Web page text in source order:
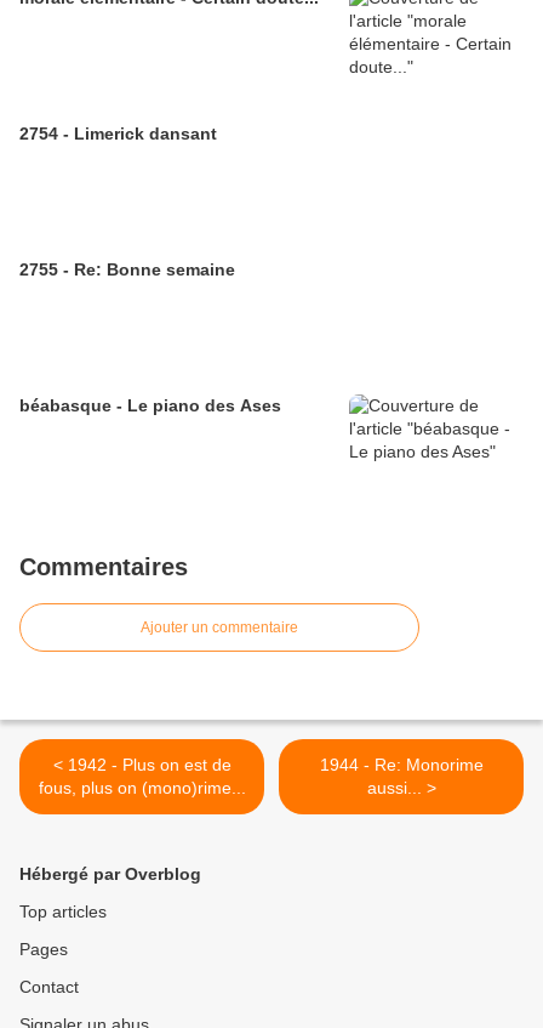
2754 - Limerick dansant
2755 - Re: Bonne semaine
béabasque - Le piano des Ases
Commentaires
Ajouter un commentaire
< 1942 - Plus on est de
fous, plus on (mono)rime...
1944 - Re: Monorime
aussi... >
Hébergé par Overblog
Top articles
Pages
Contact